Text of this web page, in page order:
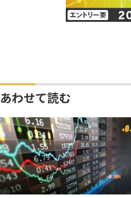
あわせて読む